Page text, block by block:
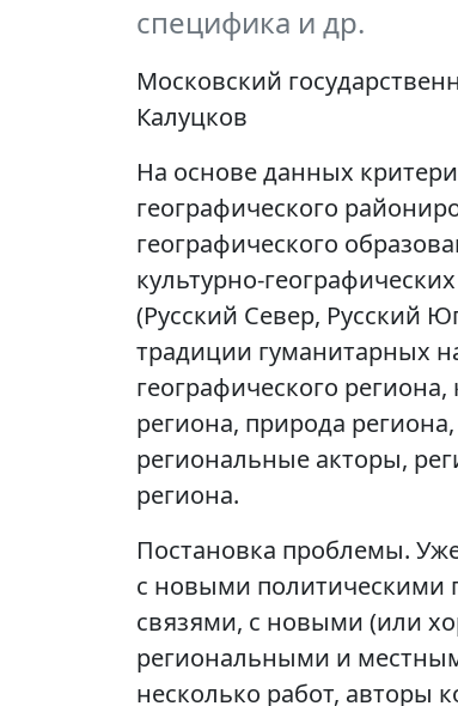
специфика и др.
Московский
Калуцков
На основе данных
географического
географического
культурно-
(Русский Север, Русский
традиции гуманитарных
географического
региона, природа
региональные акторы,
региона.
Постановка проблемы.
с новыми политическими
связями, с новыми (или
региональными и
несколько работ, авторы